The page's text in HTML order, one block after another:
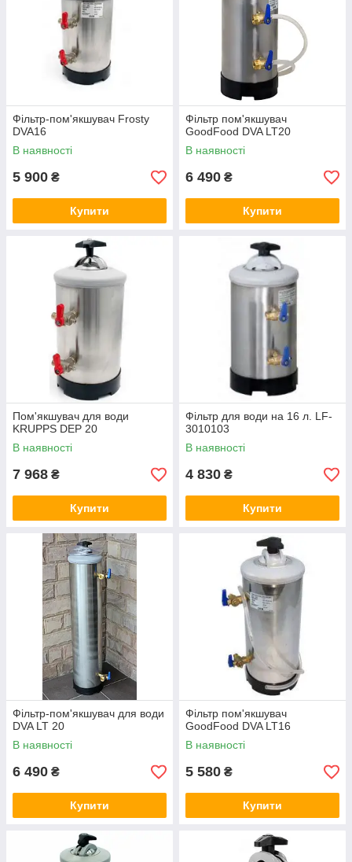
Фільтр-пом'якшувач Frosty
DVA16
В наявності
5 900 ₴
Купити
Фільтр пом'якшувач
GoodFood DVA LT20
В наявності
6 490 ₴
Купити
Пом'якшувач для води
KRUPPS DEP 20
В наявності
7 968 ₴
Купити
Фільтр для води на 16 л. LF-
3010103
В наявності
4 830 ₴
Купити
Фільтр-пом'якшувач для води
DVA LT 20
В наявності
6 490 ₴
Купити
Фільтр пом'якшувач
GoodFood DVA LT16
В наявності
5 580 ₴
Купити